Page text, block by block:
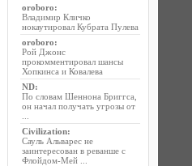
oroboro:
Владимир Кличко
нокаутировал Кубрата Пулева
oroboro:
Рой Джонс
прокомментировал шансы
Хопкинса и Ковалева
ND:
По словам Шеннона Бриггса,
он начал получать угрозы от
Civilization:
Сауль Альварес не
заинтересован в реванше с
Флойдом-Мей ...